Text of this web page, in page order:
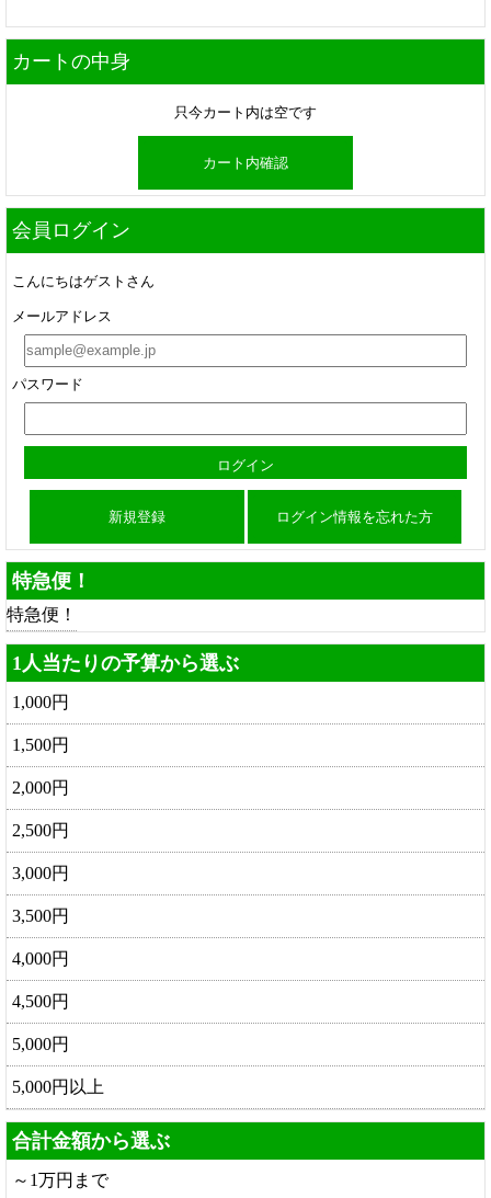
カートの中身
只今カート内は空です
カート内確認
会員ログイン
こんにちはゲストさん
メールアドレス
パスワード
新規登録 ログイン情報を忘れた方
特急便！
特急便！
1人当たりの予算から選ぶ
1,000円
1,500円
2,000円
2,500円
3,000円
3,500円
4,000円
4,500円
5,000円
5,000円以上
合計金額から選ぶ
～1万円まで